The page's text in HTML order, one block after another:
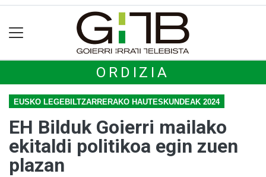
ORDIZIA
EUSKO LEGEBILTZARRERAKO HAUTESKUNDEAK 2024
EH Bilduk Goierri mailako
ekitaldi politikoa egin zuen
plazan